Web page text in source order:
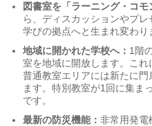
図書室を「ラーニング・コモ
ら、ディスカッションやプ
学びの拠点へと生まれ変わり
地域に開かれた学校へ： 1階
室を地域に開放します。これ
普通教室エリアには新たに
ます。特別教室が1回に集ま
です。
最新の防災機能：非常用発電